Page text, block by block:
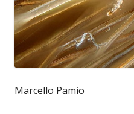
Marcello Pamio